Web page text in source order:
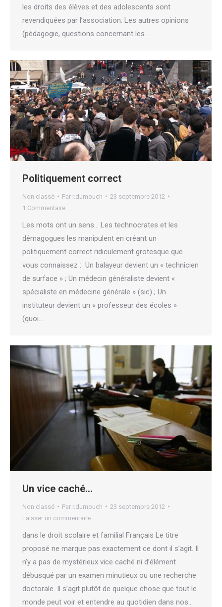
les droits des élèves et des adolescents sont
revendiquées par l’association. Les autres opinions
(pédagogie, questions concernant les…
Politiquement correct
Non classé Par r.dumouch
23 septembre 2012
1 Commentaire
Les mots ont un sens… Les technocrates et les
démagogues les manipulent en créant un
politiquement correct ridiculement grotesque que
vous connaissez : Un balayeur devient un « technicien
de surface » ; Un médecin généraliste devient «
spécialiste en médecine générale » (sic) ; Un
instituteur devient un « professeur des écoles »
(quoi…
Un vice caché…
Non classé Par r.dumouch
23 septembre 2012
Laisser un commentaire
dans le droit scolaire et familial Français Le titre
proposé ne marque pas exactement ce dont il s’agit. Il
n’y a pas de mystérieux vice caché ni d’élément
débusqué par un examen minutieux ou une recherche
doctorale. Il s’agit plutôt de quelque chose que tout le
monde peut voir et entendre au quotidien dans nos…